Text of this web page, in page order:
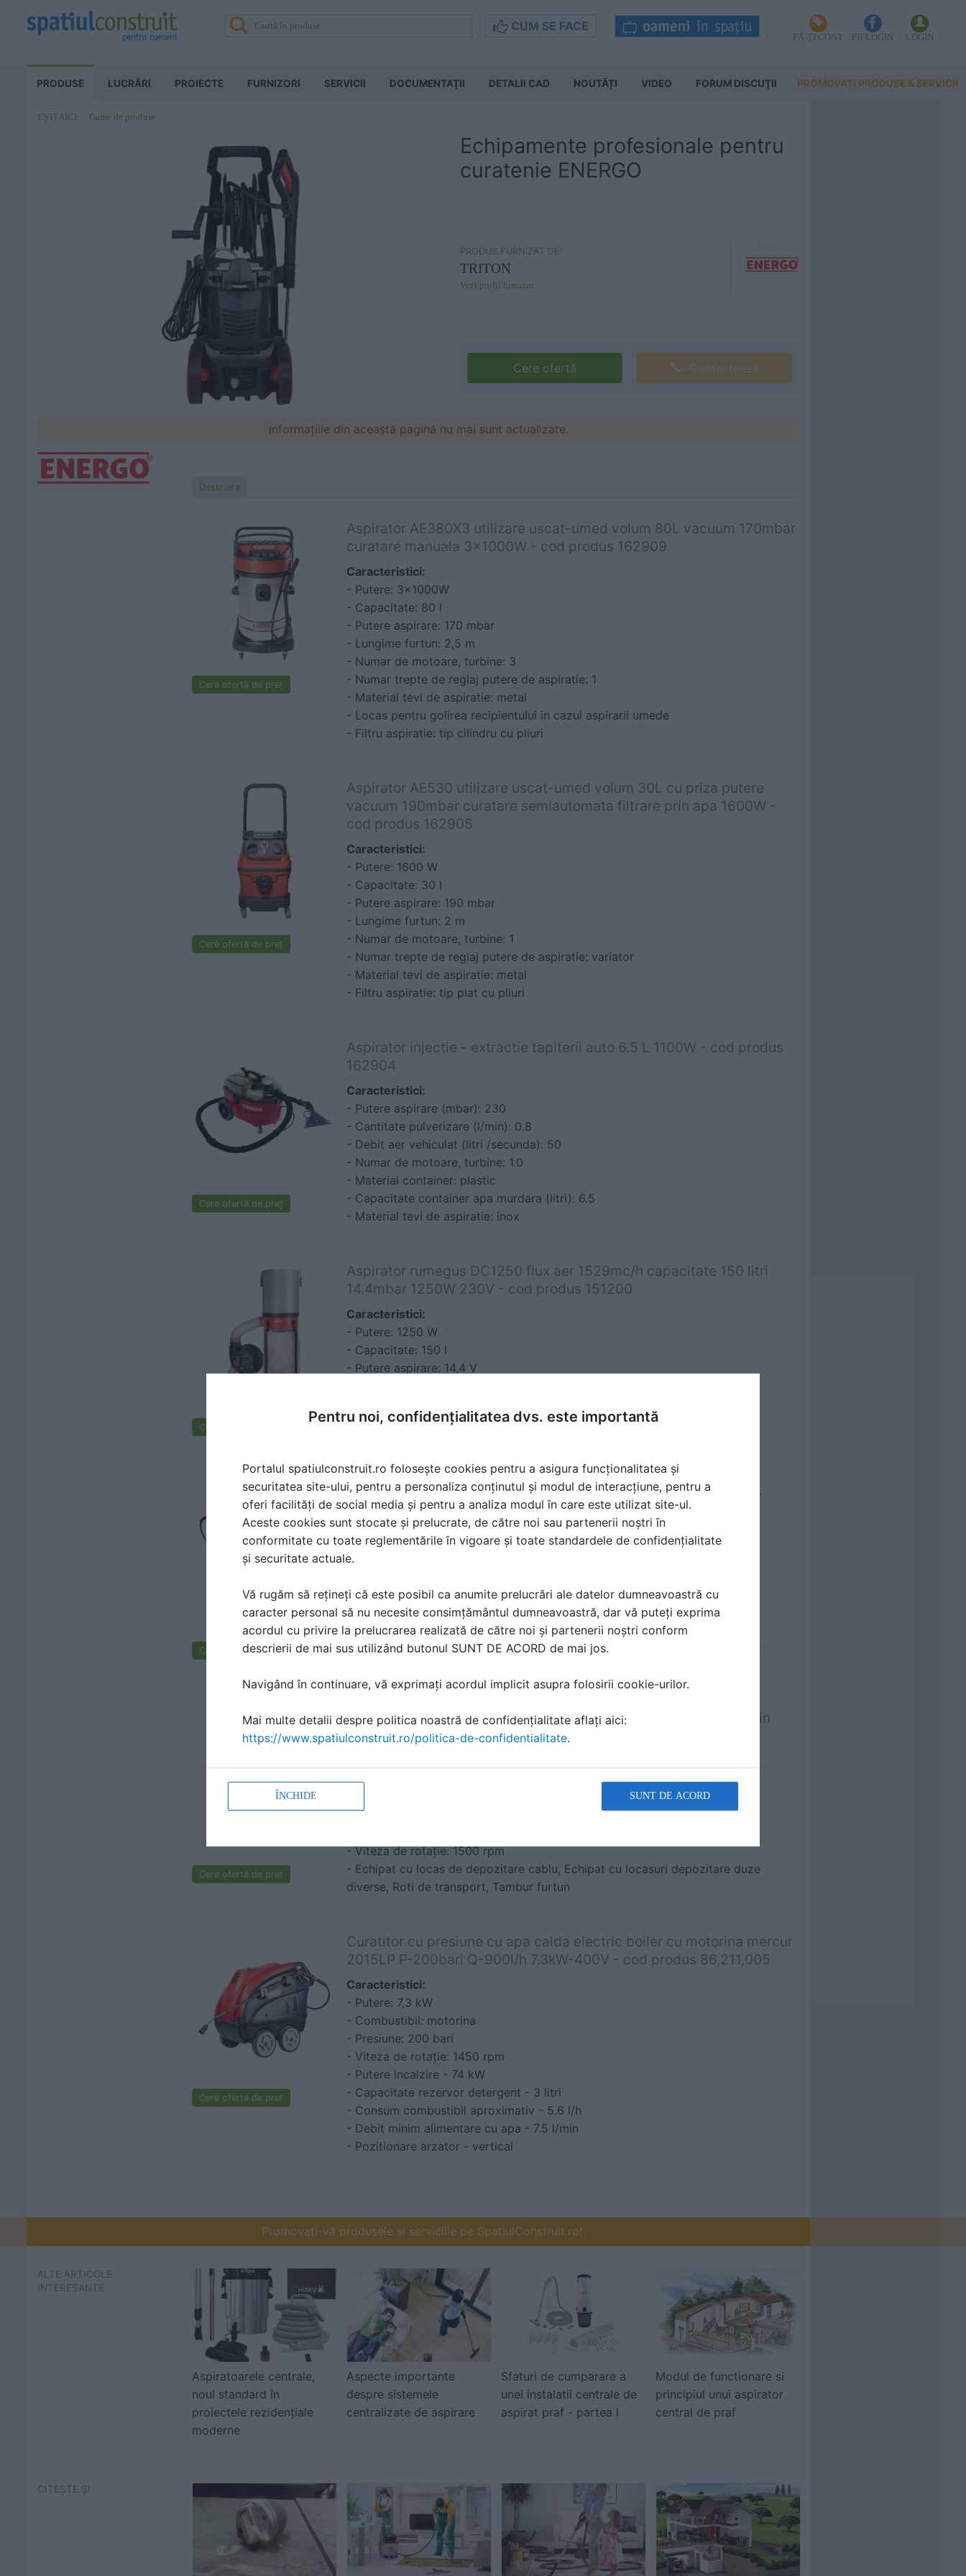
CUM SE FACE
FĂ-ȚI CONT FB LOGIN LOGIN
PRODUSE LUCRĂRI PROIECTE FURNIZORI SERVICII DOCUMENTAŢII DETALII CAD NOUTĂȚI VIDEO FORUM DISCUŢII PROMOVAȚI PRODUSE & SERVICII
EȘTI AICI: Game de produse
Echipamente profesionale pentru
curatenie ENERGO
PRODUS FURNIZAT DE:
TRITON
Vezi profil furnizor
Cere ofertă Contactează
Informațiile din această pagină nu mai sunt actualizate.
Descriere
Cere ofertă de preț
Aspirator AE380X3 utilizare uscat-umed volum 80L vacuum 170mbar
curatare manuala 3x1000W - cod produs 162909
Caracteristici:
- Putere: 3x1000W
- Capacitate: 80 l
- Putere aspirare: 170 mbar
- Lungime furtun: 2,5 m
- Numar de motoare, turbine: 3
- Numar trepte de reglaj putere de aspiratie: 1
- Material tevi de aspiratie: metal
- Locas pentru golirea recipientului in cazul aspirarii umede
- Filtru aspiratie: tip cilindru cu pliuri
Cere ofertă de preț
Aspirator AE530 utilizare uscat-umed volum 30L cu priza putere
vacuum 190mbar curatare semiautomata filtrare prin apa 1600W -
cod produs 162905
Caracteristici:
- Putere: 1600 W
- Capacitate: 30 l
- Putere aspirare: 190 mbar
- Lungime furtun: 2 m
- Numar de motoare, turbine: 1
- Numar trepte de reglaj putere de aspiratie: variator
- Material tevi de aspiratie: metal
- Filtru aspiratie: tip plat cu pliuri
Cere ofertă de preț
Aspirator injectie - extractie tapiterii auto 6.5 L 1100W - cod produs
162904
Caracteristici:
- Putere aspirare (mbar): 230
- Cantitate pulverizare (l/min): 0.8
- Debit aer vehiculat (litri /secunda): 50
- Numar de motoare, turbine: 1.0
- Material container: plastic
- Capacitate container apa murdara (litri): 6.5
- Material tevi de aspiratie: inox
Cere ofertă de preț
Aspirator rumegus DC1250 flux aer 1529mc/h capacitate 150 litri
14.4mbar 1250W 230V - cod produs 151200
Caracteristici:
- Putere: 1250 W
- Capacitate: 150 l
- Putere aspirare: 14,4 V
- Diametru conector furtun - 100 mm
Cere ofertă de preț
Curatitor cu presiune apa rece VENUS/HCR 1211LP P-125bari Q-
11l/min 3.0kW-230V - cod produs 86,540,136
Caracteristici:
- Putere: 3000 W
- Presiune maximă: 125 bari
- Debit maxim: 11 l/min
- Viteza de rotație: 3000 rpm
- Echipat cu locas de depozitare cablu, Echipat cu locasuri depozitare duze
Cere ofertă de preț
Curatitor cu presiune apa rece TAIFUN 701G P-160bari Q-7.8l/min
2.5kW-230V - cod produs 622500
- Putere: 2500 W
- Presiune maximă: 160 bari
- Viteza de rotație: 1500 rpm
- Echipat cu locas de depozitare cablu, Echipat cu locasuri depozitare duze
diverse, Roti de transport, Tambur furtun
Cere ofertă de preț
Curatitor cu presiune cu apa calda electric boiler cu motorina mercur
2015LP P-200bari Q-900l/h 7.3kW-400V - cod produs 86,211,005
Caracteristici:
- Putere: 7,3 kW
- Combustibil: motorina
- Presiune: 200 bari
- Viteza de rotație: 1450 rpm
- Putere incalzire - 74 kW
- Capacitate rezervor detergent - 3 litri
- Consum combustibil aproximativ - 5.6 l/h
- Debit minim alimentare cu apa - 7.5 l/min
- Pozitionare arzator - vertical
Promovați-vă produsele și serviciile pe SpatiulConstruit.ro!
ALTE ARTICOLE
INTERESANTE
Aspiratoarele centrale,
noul standard în
proiectele rezidențiale
moderne
Aspecte importante
despre sistemele
centralizate de aspirare
Sfaturi de cumparare a
unei instalatii centrale de
aspirat praf - partea I
Modul de functionare si
principiul unui aspirator
central de praf
CITEȘTE ȘI
Pentru noi, confidențialitatea dvs. este importantă
Portalul spatiulconstruit.ro folosește cookies pentru a asigura funcționalitatea și
securitatea site-ului, pentru a personaliza conținutul și modul de interacțiune, pentru a
oferi facilități de social media și pentru a analiza modul în care este utilizat site-ul.
Aceste cookies sunt stocate și prelucrate, de către noi sau partenerii noștri în
conformitate cu toate reglementările în vigoare și toate standardele de confidențialitate
și securitate actuale.
Vă rugăm să rețineți că este posibil ca anumite prelucrări ale datelor dumneavoastră cu
caracter personal să nu necesite consimțământul dumneavoastră, dar vă puteți exprima
acordul cu privire la prelucrarea realizată de către noi și partenerii noștri conform
descrierii de mai sus utilizând butonul SUNT DE ACORD de mai jos.
Navigând în continuare, vă exprimați acordul implicit asupra folosirii cookie-urilor.
Mai multe detalii despre politica noastră de confidențialitate aflați aici:
https://www.spatiulconstruit.ro/politica-de-confidentialitate.
ÎNCHIDE SUNT DE ACORD